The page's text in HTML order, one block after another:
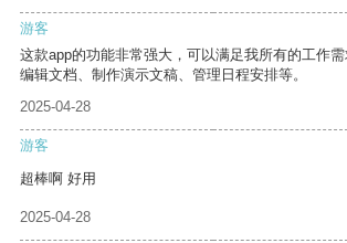
游客
这款app的功能非常强大，可以满足我所有的工作
编辑文档、制作演示文稿、管理日程安排等。
2025-04-28
游客
超棒啊 好用
2025-04-28